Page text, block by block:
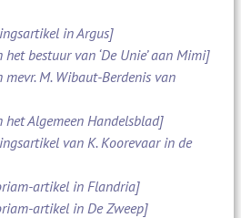
in Argus]
bestuur van ‘De Unie’ aan Mimi]
M. Wibaut-Berdenis van
Algemeen Handelsblad]
van K. Koorevaar in de
artikel in Flandria]
artikel in De Zweep]